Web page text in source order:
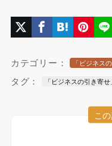
カテゴリー： 「ビジネス
タグ： 「ビジネスの引き寄
こ